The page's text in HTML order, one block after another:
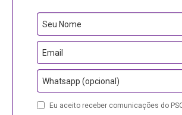
Seu Nome
Email
Whatsapp (opcional)
PhoneEu aceito receber comunicações do